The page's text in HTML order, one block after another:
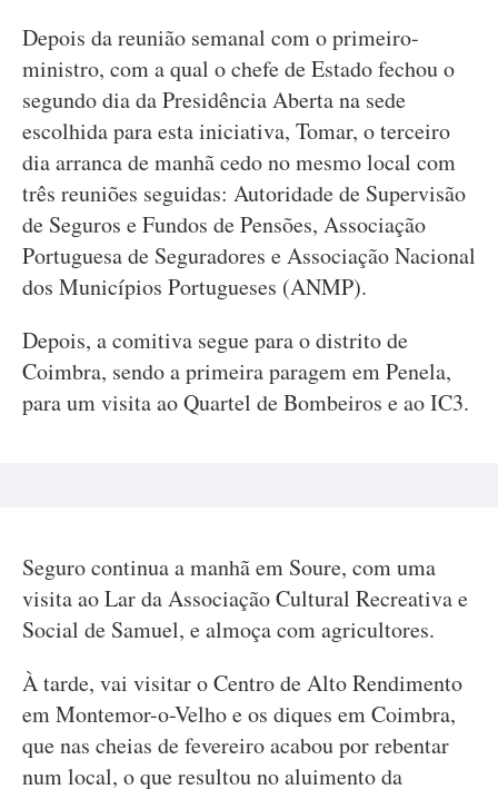
Depois da reunião semanal com o primeiro-
ministro, com a qual o chefe de Estado fechou o
segundo dia da Presidência Aberta na sede
escolhida para esta iniciativa, Tomar, o terceiro
dia arranca de manhã cedo no mesmo local com
três reuniões seguidas: Autoridade de Supervisão
de Seguros e Fundos de Pensões, Associação
Portuguesa de Seguradores e Associação Nacional
dos Municípios Portugueses (ANMP).
Depois, a comitiva segue para o distrito de
Coimbra, sendo a primeira paragem em Penela,
para um visita ao Quartel de Bombeiros e ao IC3.
Seguro continua a manhã em Soure, com uma
visita ao Lar da Associação Cultural Recreativa e
Social de Samuel, e almoça com agricultores.
À tarde, vai visitar o Centro de Alto Rendimento
em Montemor-o-Velho e os diques em Coimbra,
que nas cheias de fevereiro acabou por rebentar
num local, o que resultou no aluimento da